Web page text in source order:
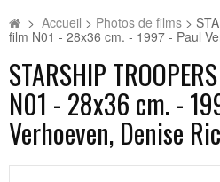
> Accueil > Photos de films >
film N01 - 28x36 cm. - 1997 - Paul
STARSHIP
N01 - 28x36 cm. -
Verhoeven, Denise